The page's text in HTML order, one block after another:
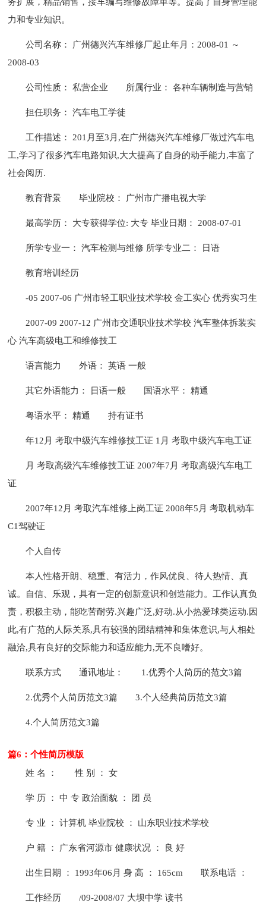
力和专业知识。
公司名称： 广州德兴汽车维修厂起止年月：2008-01 ～
2008-03
公司性质： 私营企业 所属行业： 各种车辆制造与营销
担任职务： 汽车电工学徒
工作描述： 201月至3月,在广州德兴汽车维修厂做过汽车电
工,学习了很多汽车电路知识,大大提高了自身的动手能力,丰富了
社会阅历.
教育背景 毕业院校： 广州市广播电视大学
最高学历： 大专获得学位: 大专 毕业日期： 2008-07-01
所学专业一： 汽车检测与维修 所学专业二： 日语
教育培训经历
-05 2007-06 广州市轻工职业技术学校 金工实心 优秀实习生
2007-09 2007-12 广州市交通职业技术学校 汽车整体拆装实
心 汽车高级电工和维修技工
语言能力 外语： 英语 一般
其它外语能力： 日语一般 国语水平： 精通
粤语水平： 精通 持有证书
年12月 考取中级汽车维修技工证 1月 考取中级汽车电工证
月 考取高级汽车维修技工证 2007年7月 考取高级汽车电工
证
2007年12月 考取汽车维修上岗工证 2008年5月 考取机动车
C1驾驶证
个人自传
本人性格开朗、稳重、有活力，作风优良、待人热情、真
诚。自信、乐观，具有一定的创新意识和创造能力。工作认真负
责，积极主动，能吃苦耐劳.兴趣广泛,好动.从小热爱球类运动.因
此,有广范的人际关系,具有较强的团结精神和集体意识,与人相处
融洽,具有良好的交际能力和适应能力,无不良嗜好。
联系方式 通讯地址： 1.优秀个人简历的范文3篇
2.优秀个人简历范文3篇 3.个人经典简历范文3篇
4.个人简历范文3篇
篇6：个性简历模版
姓 名 ：
性 别 ： 女
学 历 ： 中 专 政治面貌 ： 团 员
专 业 ： 计算机 毕业院校 ： 山东职业技术学校
户 籍 ： 广东省河源市 健康状况 ： 良 好
出生日期 ： 1993年06月 身 高 ： 165cm 联系电话 ：
工作经历 /09-2008/07 大坝中学 读书